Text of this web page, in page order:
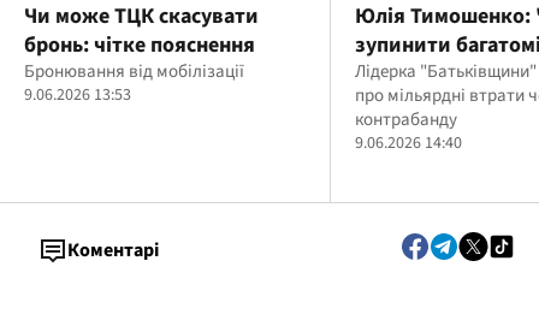
Чи може ТЦК скасувати
бронь: чітке пояснення
Бронювання від мобілізації
9.06.2026 13:53
Юлія Тимошенко:
зупинити
контрабанду, а не
обкладати
посилки для
Лідерка
про мільярдні втрати
контрабанду
9.06.2026 14:40
Коментарі